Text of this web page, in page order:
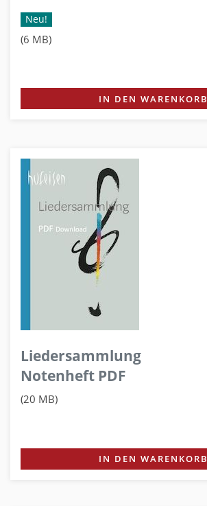
Neu!
(6 MB)
IN DEN WARENKORB
Liedersammlung
Notenheft PDF
(20 MB)
IN DEN WARENKORB